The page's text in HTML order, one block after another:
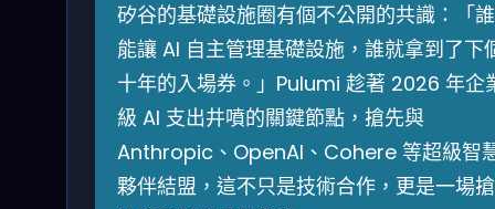
矽谷的基礎設施圈有個不公開的共識：「誰
能讓 AI 自主管理基礎設施，誰就拿到了下
十年的入場券。」Pulumi 趁著 2026 年企
級 AI 支出井噴的關鍵節點，搶先與
Anthropic、OpenAI、Cohere 等超級智
夥伴結盟，這不只是技術合作，更是一場搶